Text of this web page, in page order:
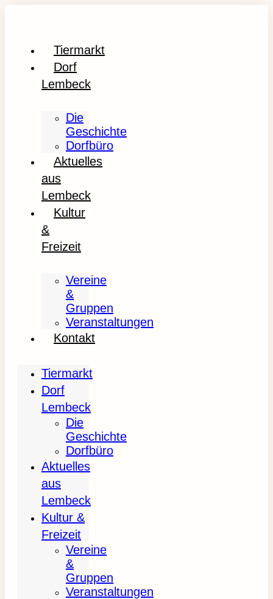
Tiermarkt
Dorf
Lembeck
Die
Geschichte
Dorfbüro
Aktuelles
aus
Lembeck
Kultur
&
Freizeit
Vereine
&
Gruppen
Veranstaltungen
Kontakt
Tiermarkt
Dorf
Lembeck
Die
Geschichte
Dorfbüro
Aktuelles
aus
Lembeck
Kultur &
Freizeit
Vereine
&
Gruppen
Veranstaltungen